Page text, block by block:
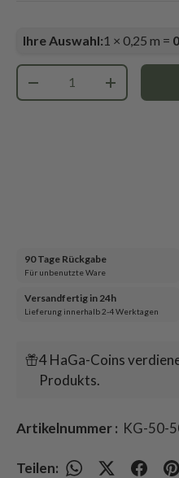
Ihre Auswahl:1 × 0,25 m =
Anzahl
-
+
90 Tage Rückgabe
Für unbenutzte Ware
Versandfertig in 24h
Lieferung innerhalb 2-4 Werktagen
4 HaGa-Coins
Produkts.
Artikelnummer : KG-50-
Teilen: